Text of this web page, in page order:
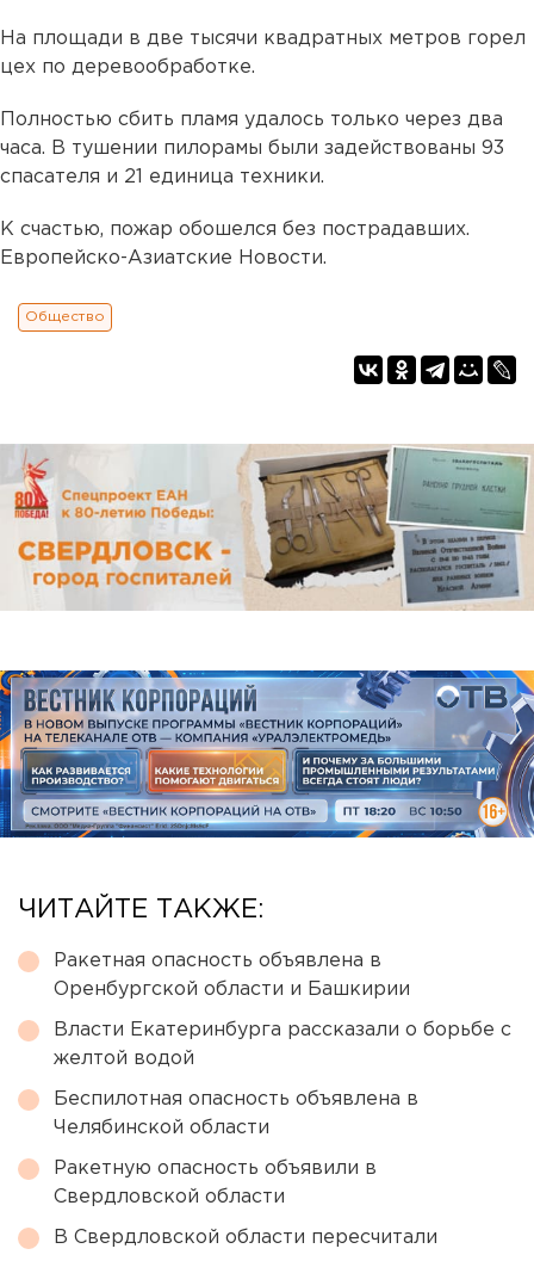
На площади в две тысячи квадратных метров горел
цех по деревообработке.
Полностью сбить пламя удалось только через два
часа. В тушении пилорамы были задействованы 93
спасателя и 21 единица техники.
К счастью, пожар обошелся без пострадавших.
Европейско-Азиатские Новости.
Общество
ЧИТАЙТЕ ТАКЖЕ:
Ракетная опасность объявлена в
Оренбургской области и Башкирии
Власти Екатеринбурга рассказали о борьбе с
желтой водой
Беспилотная опасность объявлена в
Челябинской области
Ракетную опасность объявили в
Свердловской области
В Свердловской области пересчитали